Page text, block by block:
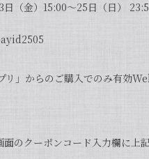
（金）15:00〜25日（日）
」からのご購入でのみ有効
のクーポンコード入力欄に上